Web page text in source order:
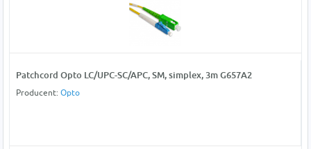
Patchcord Opto LC/UPC-SC/APC, SM, simplex, 3m G657A2
Producent: Opto